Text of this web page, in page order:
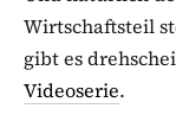
Wirtschaftsteil
gibt es
Videoserie.